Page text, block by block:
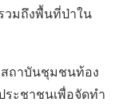
วมถึงพื้นที่ป่าใน
ถาบันชุมชนท้อง
ะชาชนเพื่อจัดทำ